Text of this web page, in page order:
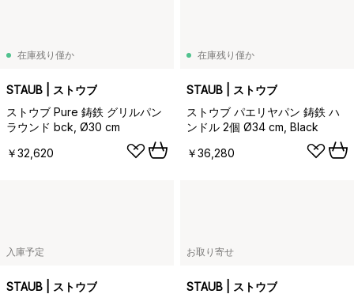
在庫残り僅か
STAUB | ストウブ
ストウブ Pure 鋳鉄 グリルパン
ラウンド bck, Ø30 cm
￥32,620
在庫残り僅か
STAUB | ストウブ
ストウブ パエリヤパン 鋳鉄 ハ
ンドル 2個 Ø34 cm, Black
￥36,280
入庫予定
STAUB | ストウブ
お取り寄せ
STAUB | ストウブ